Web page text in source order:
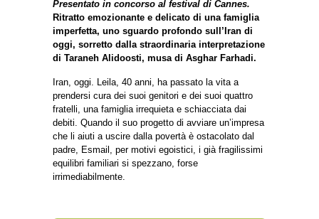
Presentato in concorso al festival di Cannes.
Ritratto emozionante e delicato di una famiglia
imperfetta, uno sguardo profondo sull’Iran di
oggi, sorretto dalla straordinaria interpretazione
di Taraneh Alidoosti, musa di Asghar Farhadi.
Iran, oggi. Leila, 40 anni, ha passato la vita a
prendersi cura dei suoi genitori e dei suoi quattro
fratelli, una famiglia irrequieta e schiacciata dai
debiti. Quando il suo progetto di avviare un’impresa
che li aiuti a uscire dalla povertà è ostacolato dal
padre, Esmail, per motivi egoistici, i già fragilissimi
equilibri familiari si spezzano, forse
irrimediabilmente.